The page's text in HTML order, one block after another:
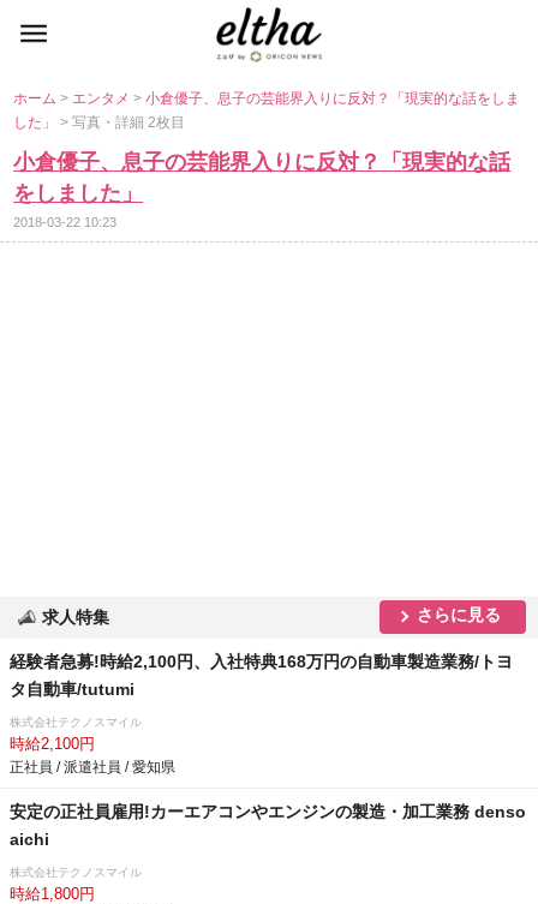
ホーム> エンタメ>小倉優子、息子の芸能界入りに反対？「現実的な話をしま
した」> 写真・詳細 2枚目
小倉優子、息子の芸能界入りに反対？「現実的な話
をしました」
2018-03-22 10:23
求人特集 さらに見る
経験者急募!時給2,100円、入社特典168万円の自動車製造業務/トヨ
タ自動車/tutumi
株式会社テクノスマイル
時給2,100円
正社員 / 派遣社員 / 愛知県
安定の正社員雇用!カーエアコンやエンジンの製造・加工業務 denso
aichi
株式会社テクノスマイル
時給1,800円